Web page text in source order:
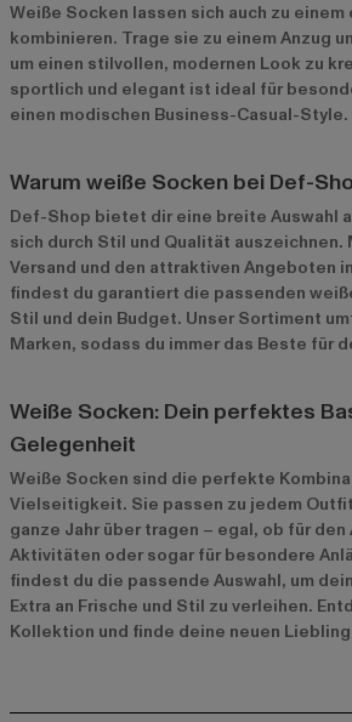
Weiße Socken lassen sich auch zu einem
kombinieren. Trage sie zu einem Anzug
um einen stilvollen, modernen Look zu
sportlich und elegant ist ideal für
einen modischen Business-Casual-Style.
Warum weiße Socken bei Def-
Def-Shop bietet dir eine breite Auswahl
sich durch Stil und Qualität auszeichnen.
Versand und den attraktiven Angeboten
findest du garantiert die passenden
Stil und dein Budget. Unser Sortiment
Marken, sodass du immer das Beste für
Weiße Socken: Dein perfektes
Gelegenheit
Weiße Socken sind die perfekte
Vielseitigkeit. Sie passen zu jedem
ganze Jahr über tragen – egal, ob für
Aktivitäten oder sogar für besondere
findest du die passende Auswahl, um
Extra an Frische und Stil zu verleihen.
Kollektion und finde deine neuen